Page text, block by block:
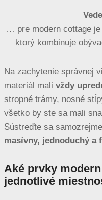
… pre modern cottage
ktorý kombinuje
Na zachytenie správnej
materiál mali vždy
stropné trámy, nosné
všetko by ste sa mali
Sústreďte sa
masívny, jednoduchý a
Aké prvky
jednotlivé